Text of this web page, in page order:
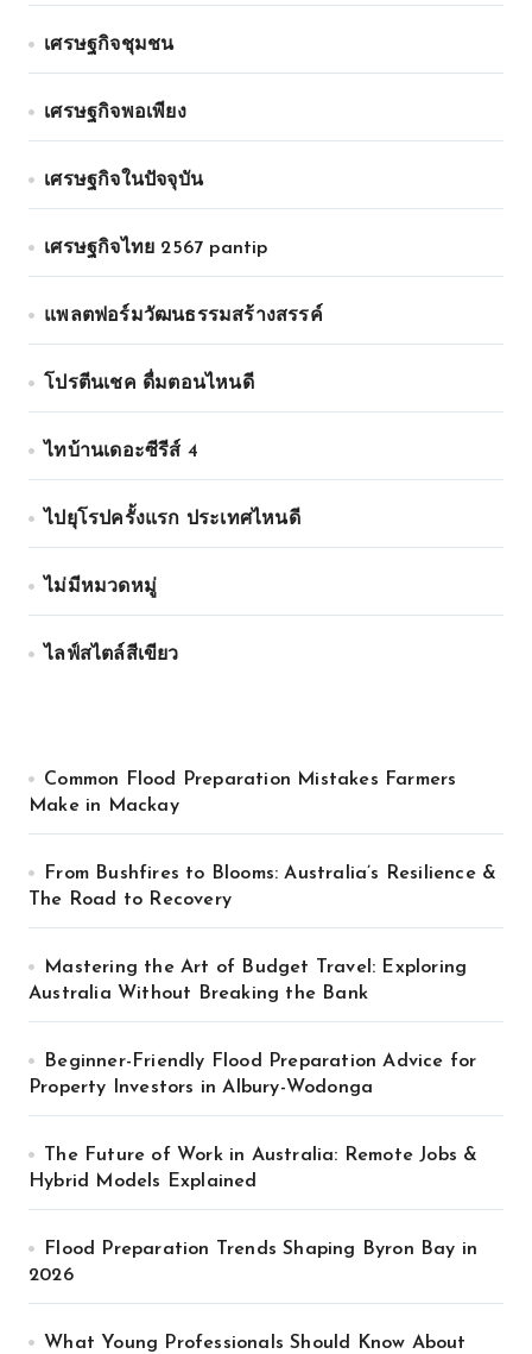
เศรษฐกิจชุมชน
เศรษฐกิจพอเพียง
เศรษฐกิจในปัจจุบัน
เศรษฐกิจไทย 2567 pantip
แพลตฟอร์มวัฒนธรรมสร้างสรรค์
โปรตีนเชค ดื่มตอนไหนดี
ไทบ้านเดอะซีรีส์ 4
ไปยุโรปครั้งแรก ประเทศไหนดี
ไม่มีหมวดหมู่
ไลฟ์สไตล์สีเขียว
Common Flood Preparation Mistakes Farmers
Make in Mackay
From Bushfires to Blooms: Australia’s Resilience &
The Road to Recovery
Mastering the Art of Budget Travel: Exploring
Australia Without Breaking the Bank
Beginner-Friendly Flood Preparation Advice for
Property Investors in Albury-Wodonga
The Future of Work in Australia: Remote Jobs &
Hybrid Models Explained
Flood Preparation Trends Shaping Byron Bay in
2026
What Young Professionals Should Know About